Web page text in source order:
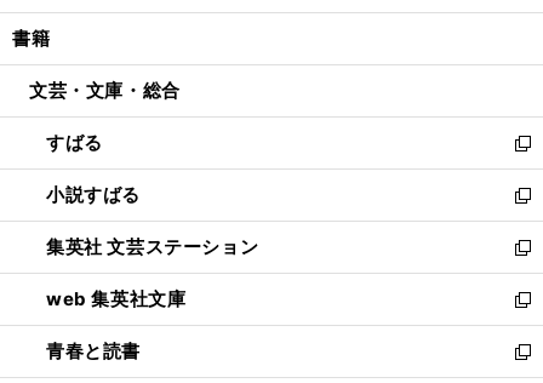
開
ウ
開
ン
ウ
開
く
ウ
ン
ウ
で
開
く
し
ウ
ン
ド
ウ
で
開
く
書籍
文芸・文庫・総合
すばる
新
し
い
ウ
ィ
ン
ド
ウ
で
開
小説すばる
新
し
い
ウ
ィ
ン
ド
ウ
集英社 文芸ステーション
新
し
い
ウ
ィ
web 集英社文庫
新
し
い
青春と読書
新